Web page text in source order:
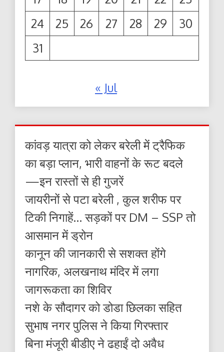
24
25 26 27 28 29
30
31
« Jul
कांवड़ यात्रा को लेकर बरेली में ट्रैफिक
का बड़ा प्लान, भारी वाहनों के रूट बदले
—इन रास्तों से ही गुजरें
जायरीनों से पटा बरेली , कुल शरीफ पर
टिकी निगाहें… सड़कों पर DM – SSP तो
आसमान में ड्रोन
कानून की जानकारी से सशक्त होंगे
नागरिक, अलखनाथ मंदिर में लगा
जागरूकता का शिविर
नशे के सौदागर को डोडा छिलका सहित
सुभाष नगर पुलिस ने किया गिरफ्तार
बिना मंजूरी बीडीए ने ढहाईं दो अवैध